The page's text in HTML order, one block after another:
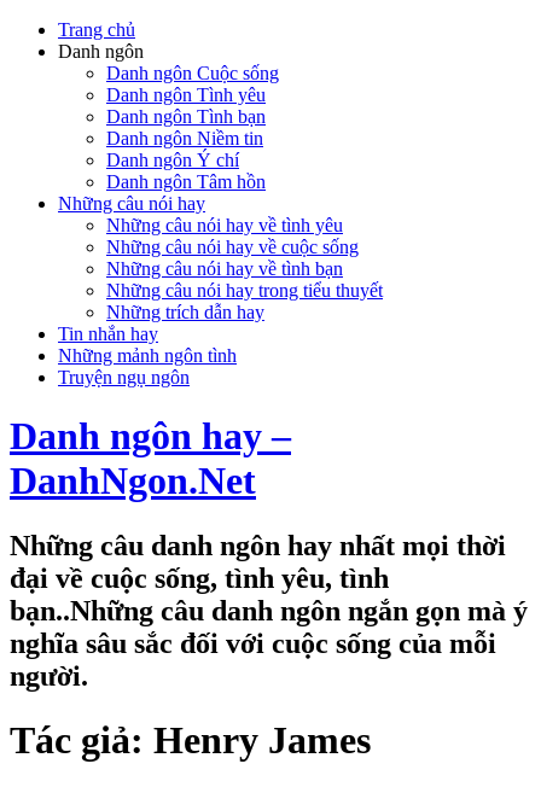
Trang chủ
Danh ngôn
Danh ngôn Cuộc sống
Danh ngôn Tình yêu
Danh ngôn Tình bạn
Danh ngôn Niềm tin
Danh ngôn Ý chí
Danh ngôn Tâm hồn
Những câu nói hay
Những câu nói hay về tình yêu
Những câu nói hay về cuộc sống
Những câu nói hay về tình bạn
Những câu nói hay trong tiểu thuyết
Những trích dẫn hay
Tin nhắn hay
Những mảnh ngôn tình
Truyện ngụ ngôn
Danh ngôn hay –
DanhNgon.Net
Những câu danh ngôn hay nhất mọi thời
đại về cuộc sống, tình yêu, tình
bạn..Những câu danh ngôn ngắn gọn mà ý
nghĩa sâu sắc đối với cuộc sống của mỗi
người.
Tác giả: Henry James